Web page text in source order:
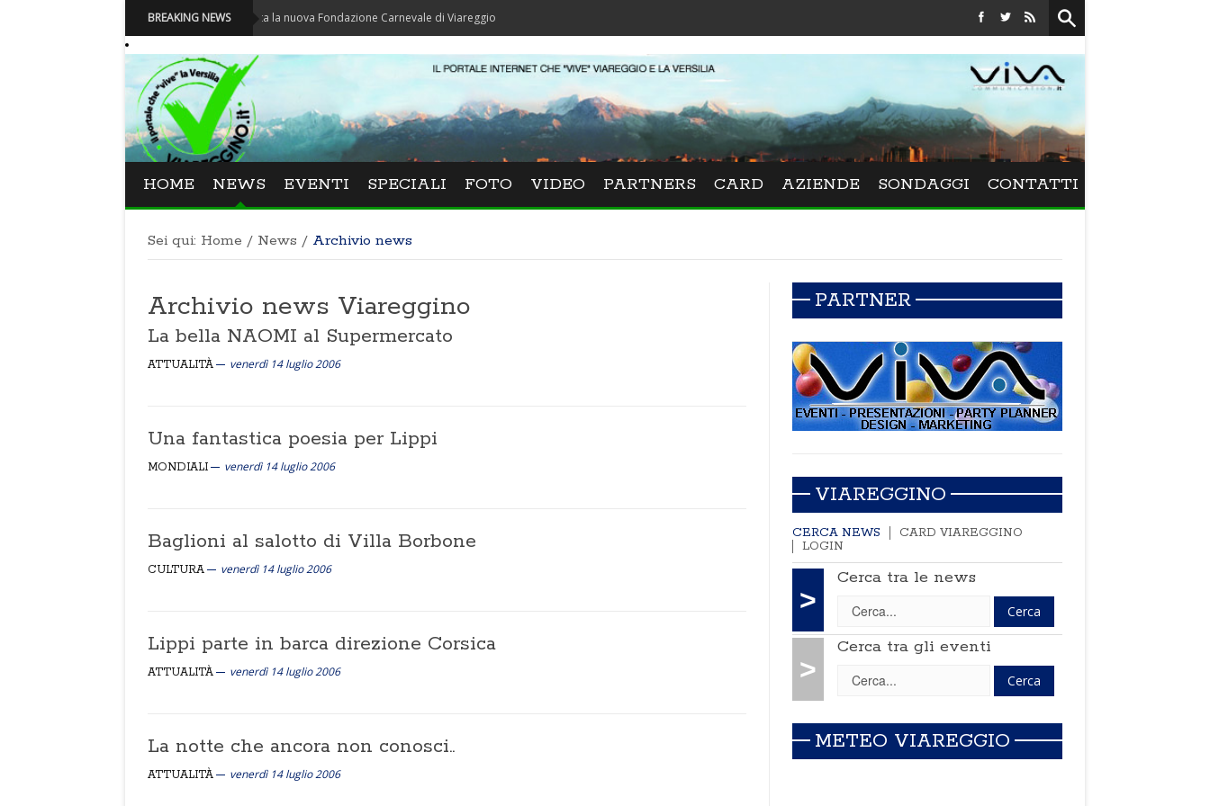
BREAKING NEWS
Carnevale - Nominata la nuova Fondazione Carnevale di Viareggio Festival La Versiliana - La direttrice lucchese Beatrice
HOME NEWS EVENTI SPECIALI FOTO VIDEO PARTNERS CARD AZIENDE SONDAGGI CONTATTI
Sei qui: Home / News / Archivio news
Archivio news Viareggino
La bella NAOMI al Supermercato
ATTUALITÀ venerdì 14 luglio 2006
Una fantastica poesia per Lippi
MONDIALI venerdì 14 luglio 2006
Baglioni al salotto di Villa Borbone
CULTURA venerdì 14 luglio 2006
Lippi parte in barca direzione Corsica
ATTUALITÀ venerdì 14 luglio 2006
La notte che ancora non conosci..
ATTUALITÀ venerdì 14 luglio 2006
PARTNER
VIAREGGINO
CERCA NEWS
CARD VIAREGGINO
LOGIN
>
Cerca tra le news
>
Cerca tra gli eventi
METEO VIAREGGIO